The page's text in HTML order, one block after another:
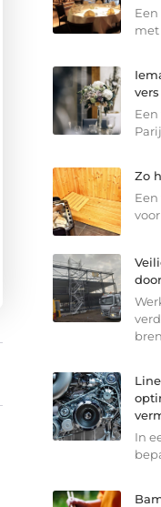
met
Zo
In